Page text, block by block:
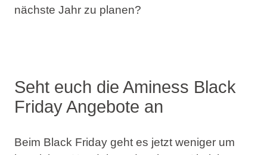
nächste Jahr zu planen?
Seht euch die Aminess Black
Friday Angebote an
Beim Black Friday geht es jetzt weniger um